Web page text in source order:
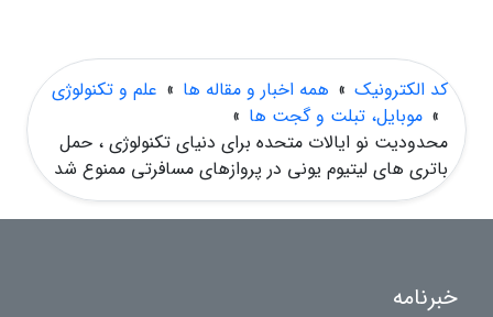
کد الکترونیک » همه اخبار و مقاله ها » علم و تکنولوژی
» موبایل، تبلت و گجت ها »
محدودیت نو ایالات متحده برای دنیای تکنولوژی ، حمل
باتری های لیتیوم یونی در پروازهای مسافرتی ممنوع شد
خبرنامه